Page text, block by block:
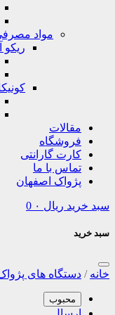
مواد
ریکو
مقالات
فروشگاه
کارت گارانتی
تماس با ما
پژواک اصفهان
سبد خرید ریال 0
سبد خرید
خانه / دستگاه های
محبوب